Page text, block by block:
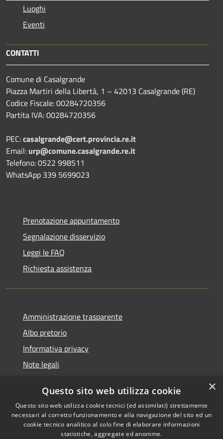
Luoghi
Eventi
CONTATTI
Comune di Casalgrande
Piazza Martiri della Libertà, 1 – 42013 Casalgrande (RE)
Codice Fiscale: 00284720356
Partita IVA: 00284720356
PEC:casalgrande@cert.provincia.re.it
Email: urp@comune.casalgrande.re.it
Telefono: 0522 998511
WhatsApp 339 5699023
Prenotazione appuntamento
Segnalazione disservizio
Leggi le FAQ
Richiesta assistenza
Amministrazione trasparente
Albo pretorio
Informativa privacy
Note legali
Piano di miglioramento del sito
×
Questo sito web utilizza cookie
Questo sito web utilizza cookie tecnici (ed assimilati) strettamente
necessari al corretto funzionamento e alla navigazione del sito ed un
cookie tecnico analitico al solo fine di elaborare informazioni
statistiche, aggregate ed anonime.